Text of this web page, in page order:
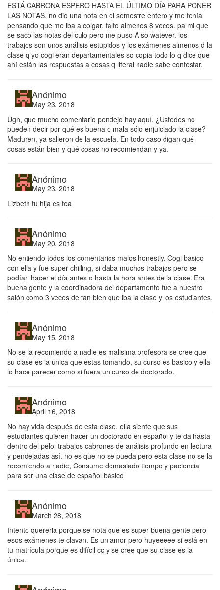
ESTÁ CABRONA ESPERO HASTA EL ÚLTIMO DÍA PARA PONER
LAS NOTAS. no dio una nota en el semestre entero y me tenía
pensando que me iba a colgar. falto almenos 8 veces. pa mi que
se saco las notas del culo pero me puso A so watever. los
trabajos son unos análisis estupidos y los exámenes almenos d la
clase q yo cogi eran departamentales so copia todo lo q dice que
ahí están las respuestas a cosas q literal nadie sabe contestar.
Anónimo
May 23, 2018
Ugh, que mucho comentario pendejo hay aquí. ¿Ustedes no
pueden decir por qué es buena o mala sólo enjuiciado la clase?
Maduren, ya salieron de la escuela. En todo caso digan qué
cosas están bien y qué cosas no recomiendan y ya.
Anónimo
May 23, 2018
Lizbeth tu hija es fea
Anónimo
May 20, 2018
No entiendo todos los comentarios malos honestly. Cogi basico
con ella y fue super chilling, si daba muchos trabajos pero se
podían hacer el día antes o hasta la hora antes de la clase. Era
buena gente y la coordinadora del departamento fue a nuestro
salón como 3 veces de tan bien que iba la clase y los estudiantes.
Anónimo
May 15, 2018
No se la recomiendo a nadie es malisima profesora se cree que
su clase es la unica que estas tomando, su curso es basico y ella
lo hace parecer como si fuera un curso de doctorado.
Anónimo
April 16, 2018
No hay vida después de esta clase, ella siente que sus
estudiantes quieren hacer un doctorado en español y te da hasta
dentro del pelo, trabajos cabrones de análisis profundo en lectura
y pendejadas así. no es que no se pueda pero esta clase no se la
recomiendo a nadie, Consume demasiado tiempo y paciencia
para ser una clase de español básico
Anónimo
March 28, 2018
Intento quererla porque se nota que es super buena gente pero
esos exámenes te clavan. Es un amor pero huyeeeee si está en
tu matrícula porque es difícil cc y se cree que su clase es la
única.